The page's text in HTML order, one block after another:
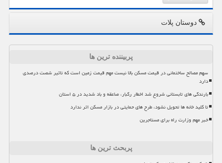
دوستان پلات
پربیننده ترین ها
سهم مصالح ساختمانی در قیمت مسکن بالا نیست مهم قیمت زمین است که تاثیر شصت درصدی
دارد
بارندگی های تابستانی شروع شد اخطار رگبار، صاعقه و باد شدید در ۵ استان
تا کلید خانه ها تحویل نشود، طرح های حمایتی در بازار مسکن اثر ندارد
خبر مهم وزارت راه برای مستاجرین
پربحث ترین ها